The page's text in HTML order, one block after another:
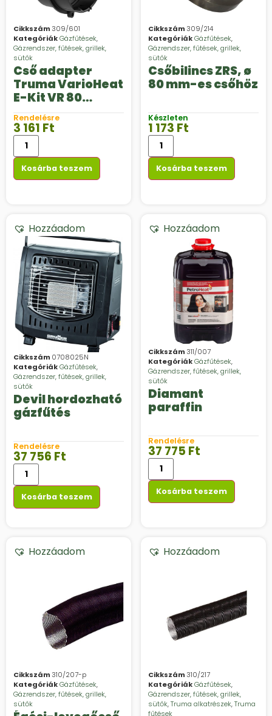
Cikkszám 309/601
KategóriákGázfűtések,
Gázrendszer, fűtések, grillek,
sütők
Cső adapter
Truma VarioHeat
E-Kit VR 80
csőhöz való
csatlakoztatásá
hoz
Rendelésre
3 161 Ft
Kosárba teszem
Cikkszám 309/214
KategóriákGázfűtések,
Gázrendszer, fűtések, grillek,
sütők
Csőbilincs ZRS, ø
80 mm-es csőhöz
Készleten
1 173 Ft
Kosárba teszem
Hozzáadom
Cikkszám 0708025N
KategóriákGázfűtések,
Gázrendszer, fűtések, grillek,
sütők
Devil hordozható
gázfűtés
Rendelésre
37 756 Ft
Kosárba teszem
Hozzáadom
Cikkszám 311/007
KategóriákGázfűtések,
Gázrendszer, fűtések, grillek,
sütők
Diamant
paraffin
Rendelésre
37 775 Ft
Kosárba teszem
Hozzáadom
Cikkszám 310/207-p
KategóriákGázfűtések,
Gázrendszer, fűtések, grillek,
sütők
Hozzáadom
Cikkszám 310/217
KategóriákGázfűtések,
Gázrendszer, fűtések, grillek,
sütők,Truma alkatrészek,Truma
fűtések